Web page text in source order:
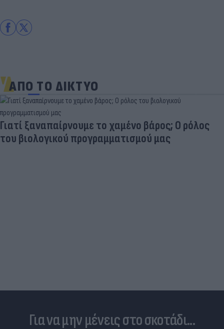
ΑΠΟ ΤΟ ΔΙΚΤΥΟ
Γιατί ξαναπαίρνουμε το χαμένο βάρος; Ο ρόλος
του βιολογικού προγραμματισμού μας
Για να μην μένεις στο σκοτάδι...